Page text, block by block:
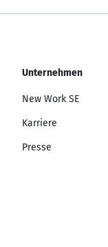
Unternehmen
New Work SE
Karriere
Presse